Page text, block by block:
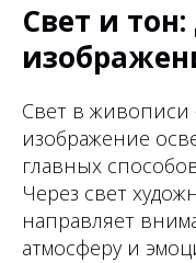
Свет и
Свет в
изображение
главных
Через свет
направляет
атмосферу и